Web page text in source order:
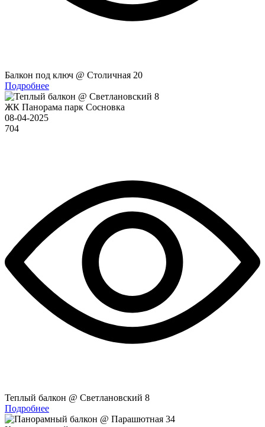
Балкон под ключ @ Столичная 20
Подробнее
ЖК Панорама парк Сосновка
08-04-2025
704
Теплый балкон @ Светлановский 8
Подробнее